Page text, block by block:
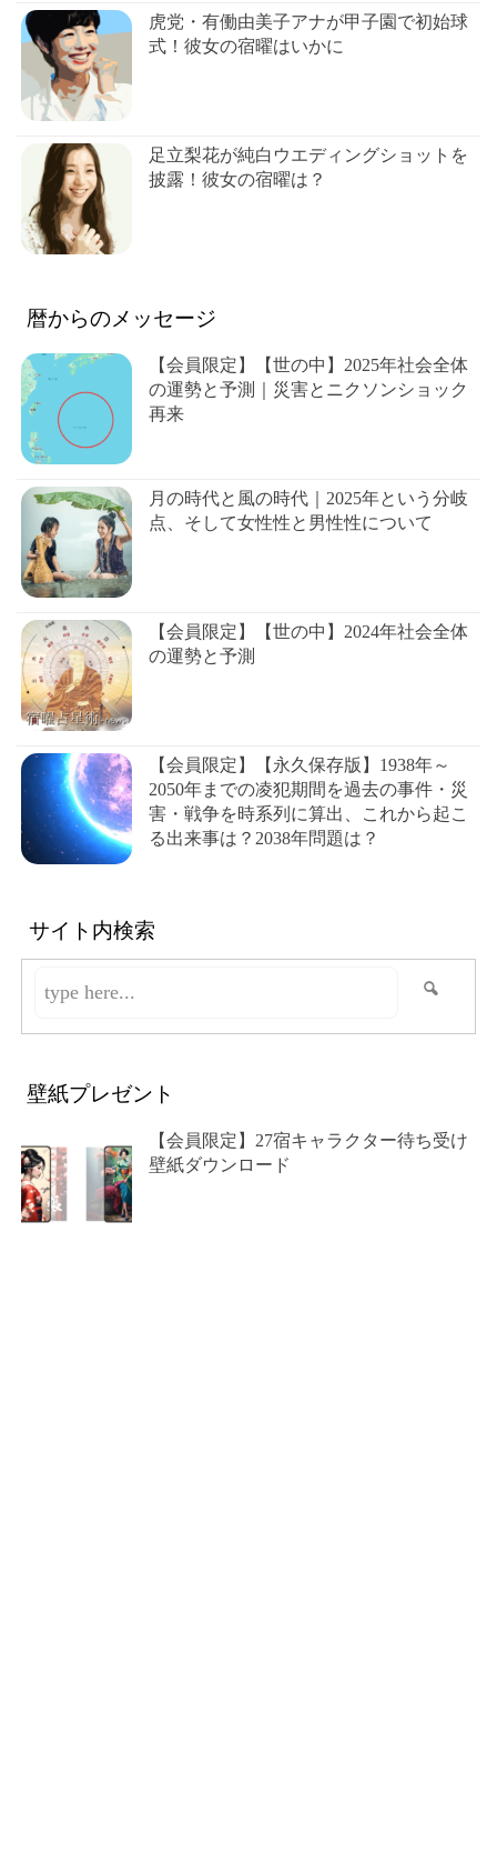
虎党・有働由美子アナが甲子園で初始球
式！彼女の宿曜はいかに
足立梨花が純白ウエディングショットを
披露！彼女の宿曜は？
暦からのメッセージ
【会員限定】【世の中】2025年社会全体
の運勢と予測｜災害とニクソンショック
再来
月の時代と風の時代｜2025年という分岐
点、そして女性性と男性性について
【会員限定】【世の中】2024年社会全体
の運勢と予測
【会員限定】【永久保存版】1938年～
2050年までの凌犯期間を過去の事件・災
害・戦争を時系列に算出、これから起こ
る出来事は？2038年問題は？
サイト内検索
壁紙プレゼント
【会員限定】27宿キャラクター待ち受け
壁紙ダウンロード